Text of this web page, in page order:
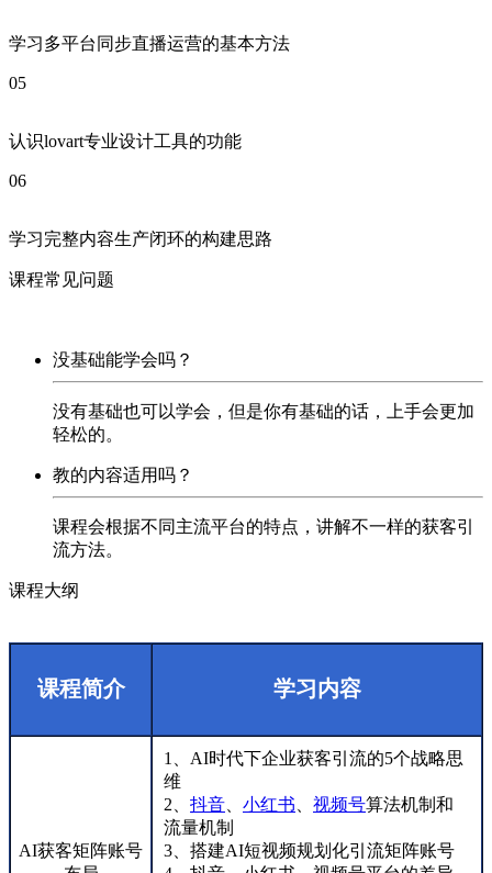
学习多平台同步直播运营的基本方法
05
认识lovart专业设计工具的功能
06
学习完整内容生产闭环的构建思路
课程常见问题
没基础能学会吗？
没有基础也可以学会，但是你有基础的话，上手会更加
轻松的。
教的内容适用吗？
课程会根据不同主流平台的特点，讲解不一样的获客引
流方法。
课程大纲
课程简介 学习内容
AI获客矩阵账号
1、AI时代下企业获客引流的5个战略思
维
2、 抖音 小红书 视频号算法机制和
流量机制
3、搭建AI短视频规划化引流矩阵账号